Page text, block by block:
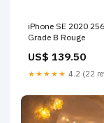
iPhone SE 2020
Grade B Rouge
US$ 139.50
★★★★★ 4.2 (22